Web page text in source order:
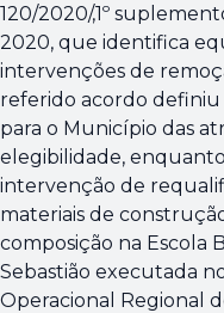
120/2020/,1º
2020, que identifica
intervenções de
referido acordo definiu
para o Município das
elegibilidade,
intervenção de
materiais de
composição na Escola
Sebastião executada
Operacional Regional